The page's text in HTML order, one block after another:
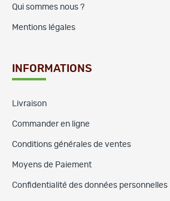
Qui sommes nous ?
Mentions légales
INFORMATIONS
Livraison
Commander en ligne
Conditions générales de ventes
Moyens de Paiement
Confidentialité des données personnelles